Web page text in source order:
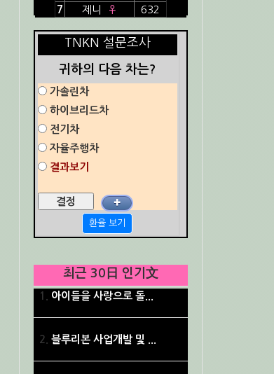
7
제니 ♀ 632
TNKN 설문조사
귀하의 다음 차는?
가솔린차
하이브리드차
전기차
자율주행차
결과보기
✚
환율 보기
최근 30日 인기文
아이들을 사랑으로 돌...
블루리본 사업개발 및 ...